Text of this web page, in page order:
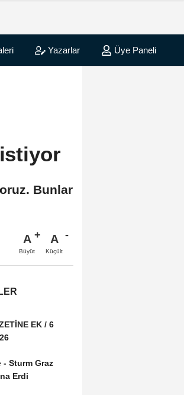
Yazarlar Üye Paneli
Bunlar
A
Büyüt
A
Küçült
EK / 6
- Sturm Graz
Erdi